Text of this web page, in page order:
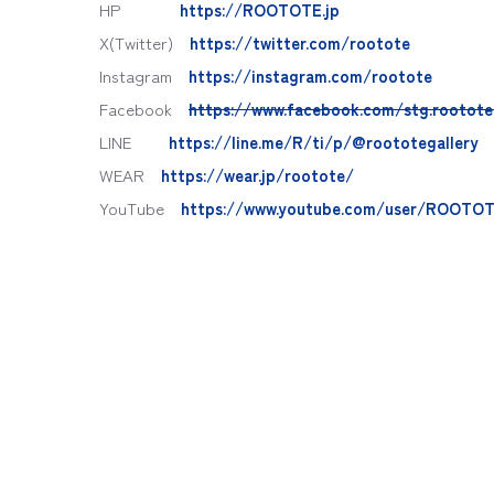
HP https://ROOTOTE.jp
X(Twitter) https://twitter.com/rootote
Instagram https://instagram.com/rootote
Facebook https://www.facebook.com/
LINE https://line.me/R/ti/p/@roototegallery
WEAR https://wear.jp/rootote/
YouTube https://www.youtube.com/user/